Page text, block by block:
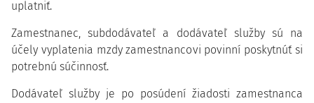
uplatniť.
Zamestnanec, subdodávateľ a dodávateľ služby sú na
účely vyplatenia mzdy zamestnancovi povinní poskytnúť si
potrebnú súčinnosť.
Dodávateľ služby je po posúdení žiadosti zamestnanca